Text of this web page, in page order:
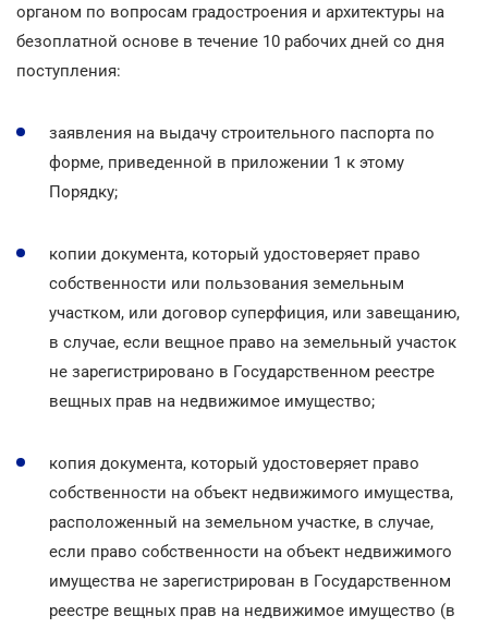
органом по вопросам градостроения и архитектуры на
безоплатной основе в течение 10 рабочих дней со дня
поступления:
заявления на выдачу строительного паспорта по
форме, приведенной в приложении 1 к этому
Порядку;
копии документа, который удостоверяет право
собственности или пользования земельным
участком, или договор суперфиция, или завещанию,
в случае, если вещное право на земельный участок
не зарегистрировано в Государственном реестре
вещных прав на недвижимое имущество;
копия документа, который удостоверяет право
собственности на объект недвижимого имущества,
расположенный на земельном участке, в случае,
если право собственности на объект недвижимого
имущества не зарегистрирован в Государственном
реестре вещных прав на недвижимое имущество (в